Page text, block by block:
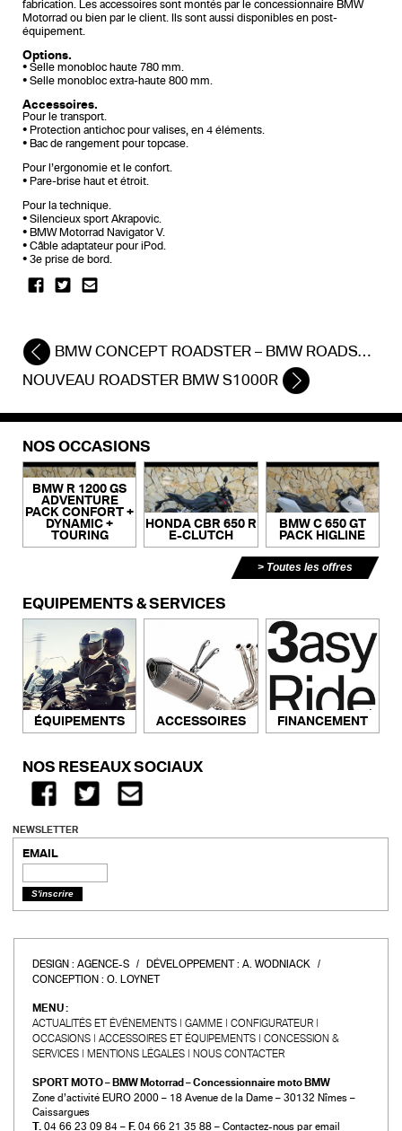
fabrication. Les accessoires sont montés par le concessionnaire BMW
Motorrad ou bien par le client. Ils sont aussi disponibles en post-
équipement.
Options.
• Selle monobloc haute 780 mm.
• Selle monobloc extra-haute 800 mm.
Accessoires.
Pour le transport.
• Protection antichoc pour valises, en 4 éléments.
• Bac de rangement pour topcase.
Pour l’ergonomie et le confort.
• Pare-brise haut et étroit.
Pour la technique.
• Silencieux sport Akrapovic.
• BMW Motorrad Navigator V.
• Câble adaptateur pour iPod.
• 3e prise de bord.
BMW CONCEPT ROADSTER – BMW ROADSTER REVOLUTION
NOUVEAU ROADSTER BMW S1000R
NOS OCCASIONS
BMW R 1200 GS
ADVENTURE
PACK CONFORT +
DYNAMIC +
TOURING
HONDA CBR 650 R
E-CLUTCH
BMW C 650 GT
PACK HIGLINE
Toutes les offres
ÉQUIPEMENTS & SERVICES
ÉQUIPEMENTS ACCESSOIRES FINANCEMENT
NOS RÉSEAUX SOCIAUX
NEWSLETTER
EMAIL
DESIGN : AGENCE-S DÉVELOPPEMENT : A. WODNIACK
CONCEPTION : O. LOYNET
MENU :
ACTUALITÉS ET ÉVÉNEMENTS GAMME
CONFIGURATEUR
OCCASIONS
ACCESSOIRES ET ÉQUIPEMENTS
CONCESSION &
SERVICES
MENTIONS LÉGALES NOUS CONTACTER
SPORT MOTO – BMW Motorrad – Concessionnaire moto BMW
Zone d’activité EURO 2000 – 18 Avenue de la Dame – 30132 Nîmes –
Caissargues
T. 04 66 23 09 84 – F. 04 66 21 35 88 – Contactez-nous par email